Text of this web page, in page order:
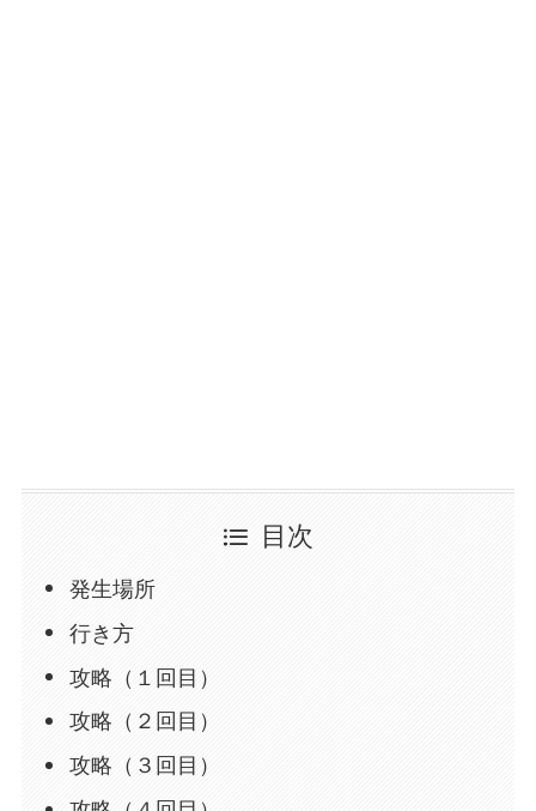
目次
発生場所
行き方
攻略（１回目）
攻略（２回目）
攻略（３回目）